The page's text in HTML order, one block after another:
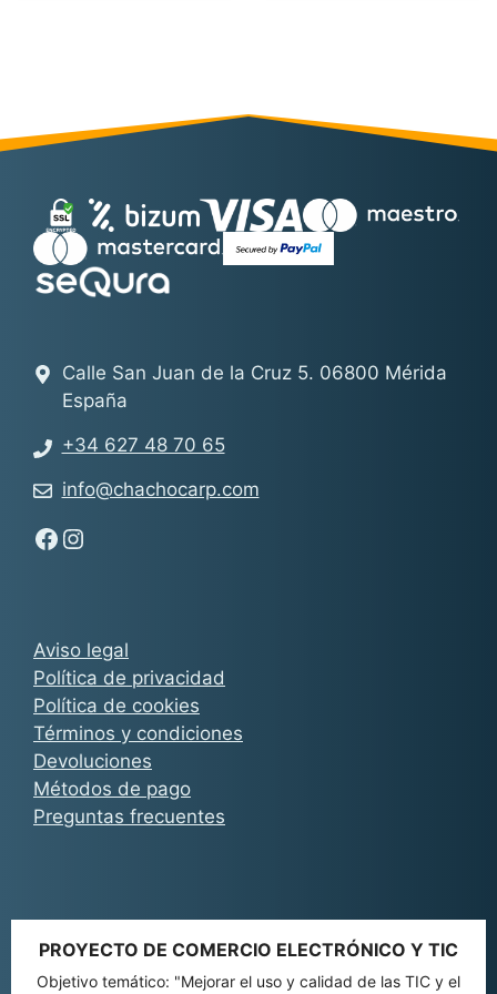
Aviso legal
Política de privacidad
Política de cookies
Términos y condiciones
Devoluciones
Métodos de pago
Preguntas frecuentes
Calle San Juan de la Cruz 5. 06800 Mérida
España
+34 627 48 70 65
info@chachocarp.com
Síguenos en Facebook - Chachocarp
Síguenos en Instagram - Chachocarp
PROYECTO DE COMERCIO ELECTRÓNICO Y TIC
Objetivo temático: "Mejorar el uso y calidad de las TIC y el